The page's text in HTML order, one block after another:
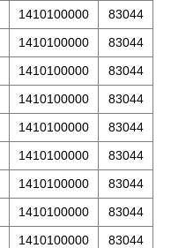
1410100000
83044
1410100000
83044
1410100000
83044
1410100000
83044
1410100000
83044
1410100000
83044
1410100000
83044
1410100000
83044
1410100000
83044